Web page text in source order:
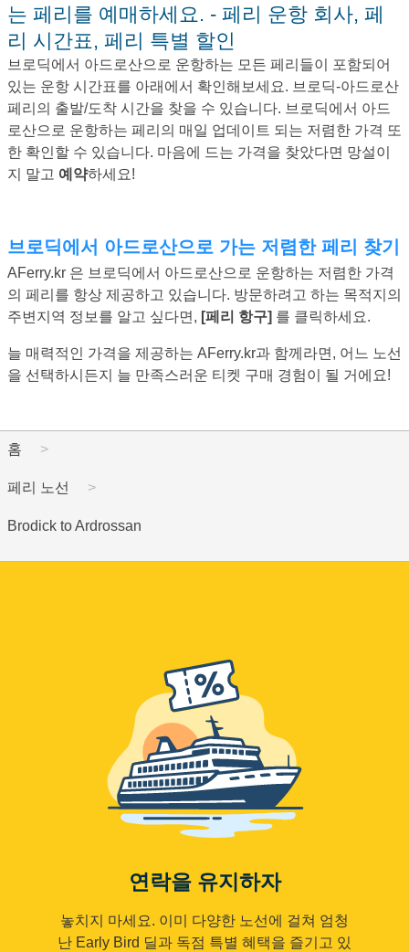
는 페리를 예매하세요. - 페리 운항 회사, 페
리 시간표, 페리 특별 할인
브로딕에서 아드로산으로 운항하는 모든 페리들이 포함되어
있는 운항 시간표를 아래에서 확인해보세요. 브로딕-아드로산
페리의 출발/도착 시간을 찾을 수 있습니다. 브로딕에서 아드
로산으로 운항하는 페리의 매일 업데이트 되는 저렴한 가격 또
한 확인할 수 있습니다. 마음에 드는 가격을 찾았다면 망설이
지 말고 예약하세요!
브로딕에서 아드로산으로 가는 저렴한 페리 찾기
AFerry.kr 은 브로딕에서 아드로산으로 운항하는 저렴한 가격
의 페리를 항상 제공하고 있습니다. 방문하려고 하는 목적지의
주변지역 정보를 알고 싶다면, [페리 항구] 를 클릭하세요.
늘 매력적인 가격을 제공하는 AFerry.kr과 함께라면, 어느 노선
을 선택하시든지 늘 만족스러운 티켓 구매 경험이 될 거에요!
홈
페리 노선
Brodick to Ardrossan
연락을 유지하자
놓치지 마세요. 이미 다양한 노선에 걸쳐 엄청
난 Early Bird 딜과 독점 특별 혜택을 즐기고 있